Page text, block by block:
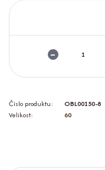
Číslo produktu:
OBL00150-8
Velikost:
60